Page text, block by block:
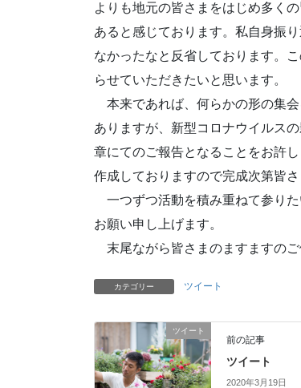
よりも地元の皆さまをはじめ多く
あると感じております。私自身振
なかったなと反省しております。
らせていただきたいと思います。
本来であれば、何らかの形の集
ありますが、新型コロナウイルス
章にてのご報告となることをお許
作成しておりますので完成次第皆さ
一つずつ活動を積み重ねて参り
お願い申し上げます。
末尾ながら皆さまのますますのご
カテゴリー ツイート
ツイート
前の記事
ツイート
2020年3月19日